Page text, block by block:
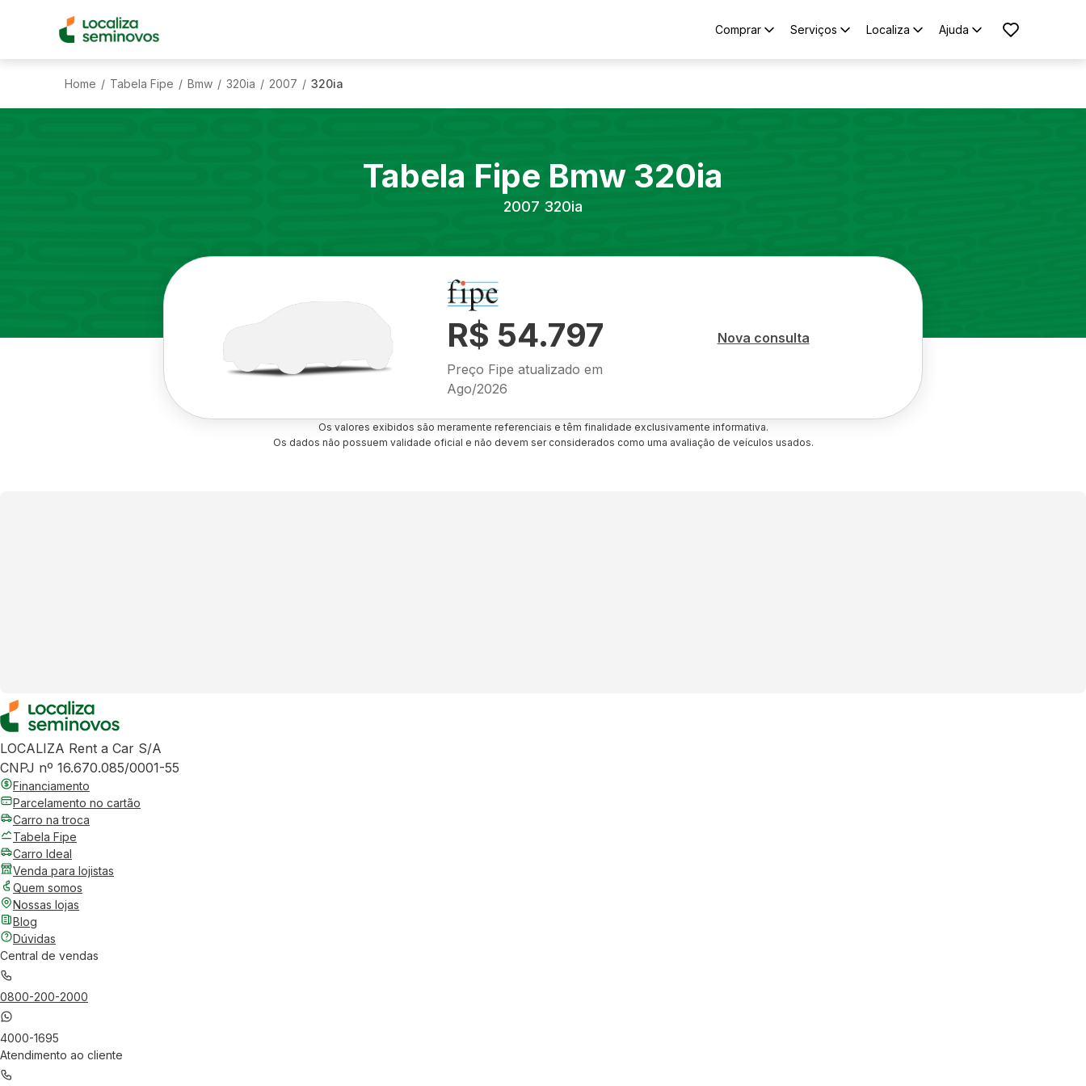
Comprar Serviços Localiza Ajuda
Home / Tabela Fipe / Bmw / 320ia / 2007 / 320ia
Tabela Fipe Bmw 320ia
2007 320ia
R$ 54.797
Preço Fipe atualizado em
Ago/2026
Nova consulta
Os valores exibidos são meramente referenciais e têm finalidade exclusivamente informativa.
Os dados não possuem validade oficial e não devem ser considerados como uma avaliação de veículos usados.
LOCALIZA Rent a Car S/A
CNPJ nº 16.670.085/0001-55
Financiamento
Parcelamento no cartão
Carro na troca
Tabela Fipe
Carro Ideal
Venda para lojistas
Quem somos
Nossas lojas
Blog
Dúvidas
Central de vendas
0800-200-2000
4000-1695
Atendimento ao cliente